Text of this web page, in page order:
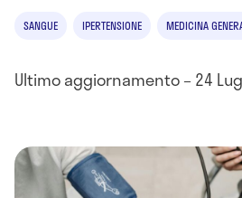
SANGUE IPERTENSIONE MEDICINA
Ultimo aggiornamento – 24